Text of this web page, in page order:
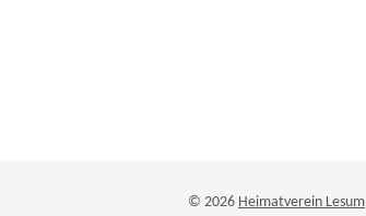
© 2026 Heimatverein Lesum